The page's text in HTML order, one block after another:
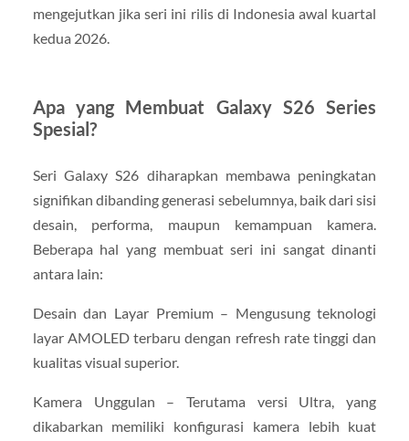
mengejutkan jika seri ini rilis di Indonesia awal kuartal
kedua 2026.
Apa yang Membuat Galaxy S26 Series
Spesial?
Seri Galaxy S26 diharapkan membawa peningkatan
signifikan dibanding generasi sebelumnya, baik dari sisi
desain, performa, maupun kemampuan kamera.
Beberapa hal yang membuat seri ini sangat dinanti
antara lain:
Desain dan Layar Premium – Mengusung teknologi
layar AMOLED terbaru dengan refresh rate tinggi dan
kualitas visual superior.
Kamera Unggulan – Terutama versi Ultra, yang
dikabarkan memiliki konfigurasi kamera lebih kuat